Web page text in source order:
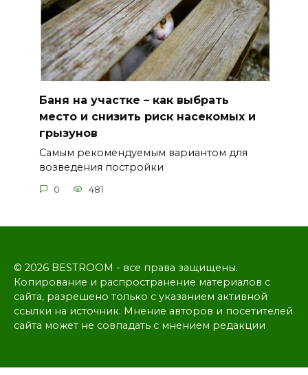
Баня на участке – как выбрать
место и снизить риск насекомых и
грызунов
Самым рекомендуемым вариантом для
возведения постройки
0 481
© 2026 BESTROOM - все права защищены.
Копирование и распространение материалов с
сайта, разрешено только с указанием активной
ссылки на источник. Мнение авторов и посетителей
сайта может не совпадать с мнением редакции